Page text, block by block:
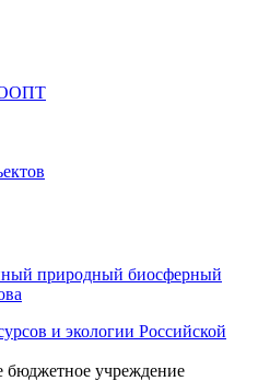
ООПТ
и экологии Российской
бюджетное учреждение